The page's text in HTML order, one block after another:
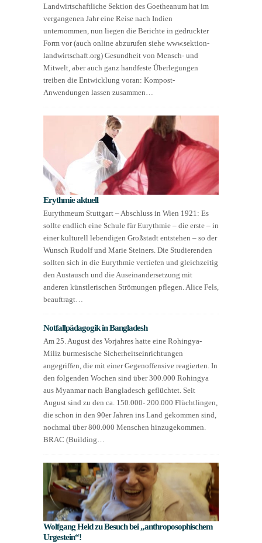
Landwirtschaftliche Sektion des Goetheanum hat im
vergangenen Jahr eine Reise nach Indien
unternommen, nun liegen die Berichte in gedruckter
Form vor (auch online abzurufen siehe www.sektion-
landwirtschaft.org) Gesundheit von Mensch- und
Mitwelt, aber auch ganz handfeste Überlegungen
treiben die Entwicklung voran: Kompost-
Anwendungen lassen zusammen…
Erythmie aktuell
Eurythmeum Stuttgart – Abschluss in Wien 1921: Es
sollte endlich eine Schule für Eurythmie – die erste – in
einer kulturell lebendigen Großstadt entstehen – so der
Wunsch Rudolf und Marie Steiners. Die Studierenden
sollten sich in die Eurythmie vertiefen und gleichzeitig
den Austausch und die Auseinandersetzung mit
anderen künstlerischen Strömungen pflegen. Alice Fels,
beauftragt…
Notfallpädagogik in Bangladesh
Am 25. August des Vorjahres hatte eine Rohingya-
Miliz burmesische Sicherheitseinrichtungen
angegriffen, die mit einer Gegenoffensive reagierten. In
den folgenden Wochen sind über 300.000 Rohingya
aus Myanmar nach Bangladesch geflüchtet. Seit
August sind zu den ca. 150.000- 200.000 Flüchtlingen,
die schon in den 90er Jahren ins Land gekommen sind,
nochmal über 800.000 Menschen hinzugekommen.
BRAC (Building…
Wolfgang Held zu Besuch bei „anthroposophischem
Urgestein“!